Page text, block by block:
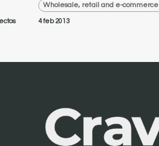
Wholesale, retail and e-commerce
4 feb 2013